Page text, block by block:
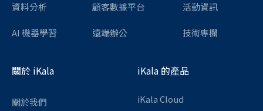
資料分析
AI 機器學習
顧客數據平台
遠端辦公
活動資訊
技術專欄
關於 iKala
關於我們
iKala 的產品
iKala Cloud